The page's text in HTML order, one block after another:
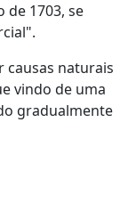
de 1703, se
causas naturais
vindo de uma
gradualmente